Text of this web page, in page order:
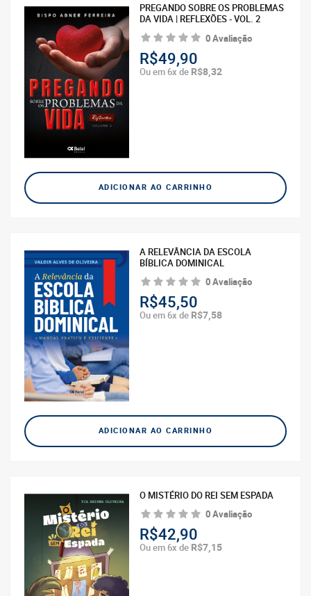
PREGANDO SOBRE OS PROBLEMAS
DA VIDA | REFLEXÕES - VOL. 2
0 Avaliação
R$49,90
Ou em 6x de R$8,32
ADICIONAR AO CARRINHO
A RELEVÂNCIA DA ESCOLA
BÍBLICA DOMINICAL
0 Avaliação
R$45,50
Ou em 6x de R$7,58
ADICIONAR AO CARRINHO
O MISTÉRIO DO REI SEM ESPADA
0 Avaliação
R$42,90
Ou em 6x de R$7,15